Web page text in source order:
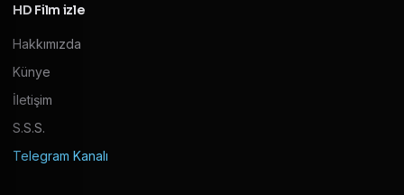
HD Film izle
Hakkımızda
Künye
İletişim
S.S.S.
Telegram Kanalı